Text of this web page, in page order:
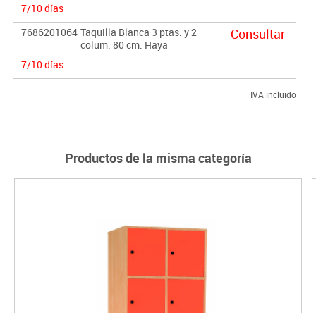
7/10 días
7686201064 Taquilla Blanca 3 ptas. y 2
colum. 80 cm. Haya
7/10 días
Consultar
IVA incluido
Productos de la misma categoría